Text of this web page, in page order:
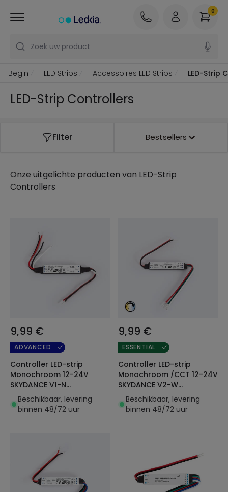
Zoek uw product
0
Begin LED Strips Accessoires LED Strips LED-Strip
LED-Strip Controllers
Filter Bestsellers
Onze uitgelichte producten van LED-Strip
Controllers
9,99 €
ADVANCED
Controller LED-strip
Monochroom 12-24V
SKYDANCE V1-N
Compatibel met drukknop
en RF-afstandsbediening
Beschikbaar, levering
binnen 48/72 uur
9,99 €
ESSENTIAL
Controller LED-strip
Monochroom /CCT 12-24V
SKYDANCE V2-W
Compatibel met RF-
afstandsbediening
Beschikbaar, levering
binnen 48/72 uur